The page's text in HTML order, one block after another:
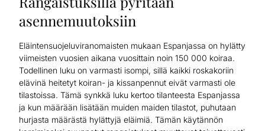
asennemuutoksiin
Eläintensuojeluviranomaisten mukaan Espanjassa on hylätty
viimeisten vuosien aikana vuosittain noin 150 000 koiraa.
Todellinen luku on varmasti isompi, sillä kaikki roskakoriin
elävinä heitetyt koiran- ja kissanpennut eivät varmasti ole
tilastoissa. Tämä synkkä luku kertoo tilanteesta Espanjassa
ja kun määrään lisätään muiden maiden tilastot, puhutaan
hurjasta määrästä hylättyjä eläimiä. Tämän käytännön